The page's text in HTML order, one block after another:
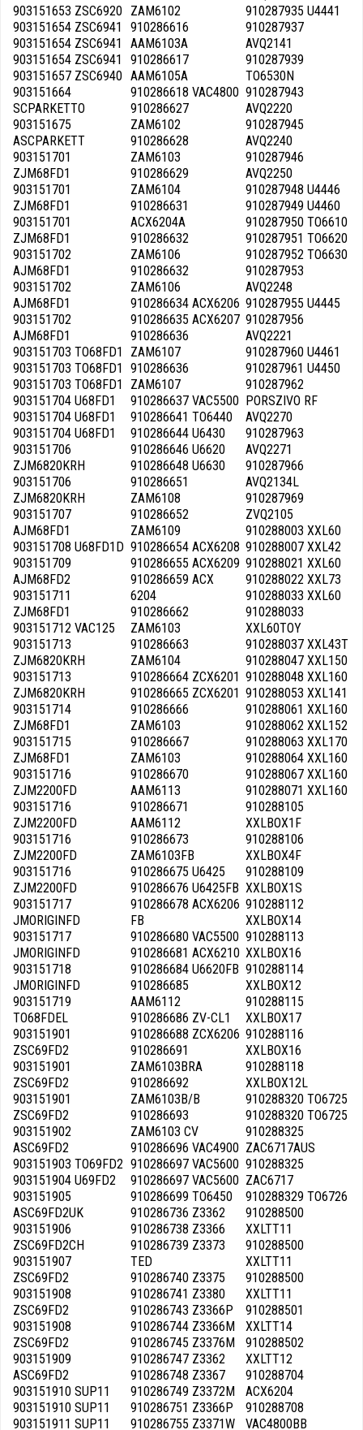
903151653 ZSC6920
903151654 ZSC6941
903151654 ZSC6941
903151654 ZSC6941
903151657 ZSC6940
903151664
SCPARKETTO
903151675
ASCPARKETT
903151701
ZJM68FD1
903151701
ZJM68FD1
903151701
ZJM68FD1
903151702
AJM68FD1
903151702
AJM68FD1
903151702
AJM68FD1
903151703 TO68FD1
903151703 TO68FD1
903151703 TO68FD1
903151704 U68FD1
903151704 U68FD1
903151704 U68FD1
903151706
ZJM6820KRH
903151706
ZJM6820KRH
903151707
AJM68FD1
903151708 U68FD1D
903151709
AJM68FD2
903151711
ZJM68FD1
903151712 VAC125
903151713
ZJM6820KRH
903151713
ZJM6820KRH
903151714
ZJM68FD1
903151715
ZJM68FD1
903151716
ZJM2200FD
903151716
ZJM2200FD
903151716
ZJM2200FD
903151716
ZJM2200FD
903151717
JMORIGINFD
903151717
JMORIGINFD
903151718
JMORIGINFD
903151719
TO68FDEL
903151901
ZSC69FD2
903151901
ZSC69FD2
903151901
ZSC69FD2
903151902
ASC69FD2
903151903 TO69FD2
903151904 U69FD2
903151905
ASC69FD2UK
903151906
ZSC69FD2CH
903151907
ZSC69FD2
903151908
ZSC69FD2
903151908
ZSC69FD2
903151909
ASC69FD2
903151910 SUP11
903151910 SUP11
903151911 SUP11
ZAM6102
910286616
AAM6103A
910286617
AAM6105A
910286618 VAC4800
910286627
ZAM6102
910286628
ZAM6103
910286629
ZAM6104
910286631
ACX6204A
910286632
ZAM6106
910286632
ZAM6106
910286634 ACX6206
910286635 ACX6207
910286636
ZAM6107
910286636
ZAM6107
910286637 VAC5500
910286641 TO6440
910286644 U6430
910286646 U6620
910286648 U6630
910286651
ZAM6108
910286652
ZAM6109
910286654 ACX6208
910286655 ACX6209
910286659 ACX
6204
910286662
ZAM6103
910286663
ZAM6104
910286664 ZCX6201
910286665 ZCX6201
910286666
ZAM6103
910286667
ZAM6103
910286670
AAM6113
910286671
AAM6112
910286673
ZAM6103FB
910286675 U6425
910286676 U6425FB
910286678 ACX6206
FB
910286680 VAC5500
910286681 ACX6210
910286684 U6620FB
910286685
AAM6112
910286686 ZV-CL1
910286688 ZCX6206
910286691
ZAM6103BRA
910286692
ZAM6103B/B
910286693
ZAM6103 CV
910286696 VAC4900
910286697 VAC5600
910286697 VAC5600
910286699 TO6450
910286736 Z3362
910286738 Z3366
910286739 Z3373
TED
910286740 Z3375
910286741 Z3380
910286743 Z3366P
910286744 Z3366M
910286745 Z3376M
910286747 Z3362
910286748 Z3367
910286749 Z3372M
910286751 Z3366P
910286755 Z3371W
910287935 U4441
910287937
AVQ2141
910287939
TO6530N
910287943
AVQ2220
910287945
AVQ2240
910287946
AVQ2250
910287948 U4446
910287949 U4460
910287950 TO6610
910287951 TO6620
910287952 TO6630
910287953
AVQ2248
910287955 U4445
910287956
AVQ2221
910287960 U4461
910287961 U4450
910287962
PORSZIVO RF
AVQ2270
910287963
AVQ2271
910287966
AVQ2134L
910287969
ZVQ2105
910288003 XXL60
910288007 XXL42
910288021 XXL60
910288022 XXL73
910288033 XXL60
910288033
XXL60TOY
910288037 XXL43T
910288047 XXL150
910288048 XXL160
910288053 XXL141
910288061 XXL160
910288062 XXL152
910288063 XXL170
910288064 XXL160
910288067 XXL160
910288071 XXL160
910288105
XXLBOX1F
910288106
XXLBOX4F
910288109
XXLBOX1S
910288112
XXLBOX14
910288113
XXLBOX16
910288114
XXLBOX12
910288115
XXLBOX17
910288116
XXLBOX16
910288118
XXLBOX12L
910288320 TO6725
910288320 TO6725
910288325
ZAC6717AUS
910288325
ZAC6717
910288329 TO6726
910288500
XXLTT11
910288500
XXLTT11
910288500
XXLTT11
910288501
XXLTT14
910288502
XXLTT12
910288704
ACX6204
910288708
VAC4800BB